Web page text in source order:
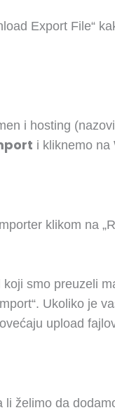
Export File“
i hosting
i kliknemo na
klikom na
smo preuzeli
Ukoliko je
upload
želimo da